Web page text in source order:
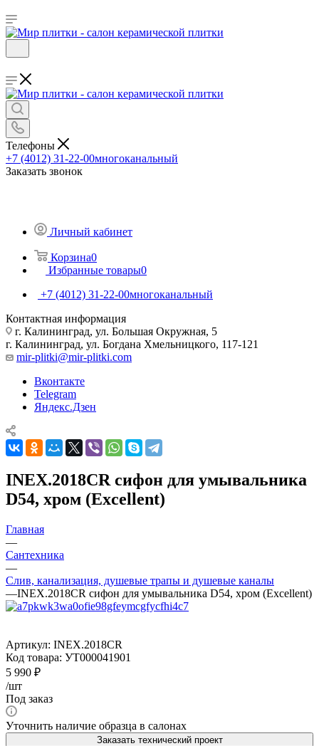
Телефоны
+7 (4012) 31-22-00многоканальный
Заказать звонок
Личный кабинет
Корзина0
Избранные товары0
+7 (4012) 31-22-00многоканальный
Контактная информация
г. Калининград, ул. Большая Окружная, 5
г. Калининград, ул. Богдана Хмельницкого, 117-121
mir-plitki@mir-plitki.com
Вконтакте
Telegram
Яндекс.Дзен
INEX.2018CR сифон для умывальника
D54, хром (Excellent)
Главная
—
Сантехника
—
Слив, канализация, душевые трапы и душевые каналы
—INEX.2018CR сифон для умывальника D54, хром (Excellent)
Артикул: INEX.2018CR
Код товара: УТ000041901
5 990 ₽
/шт
Под заказ
Уточнить наличие образца в салонах
Заказать технический проект